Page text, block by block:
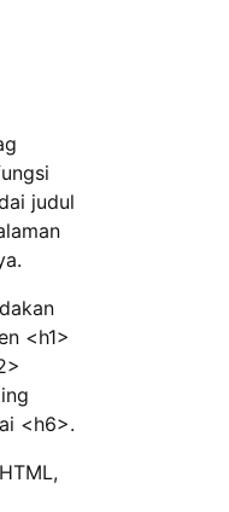
judul
<h1>
<h6>.